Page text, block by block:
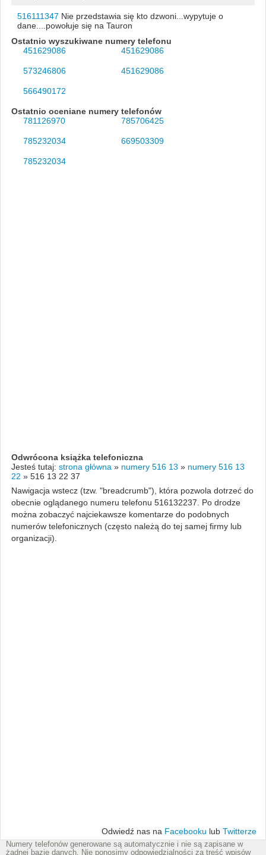
516111347 Nie przedstawia się kto dzwoni...wypytuje o
dane....powołuje się na Tauron
Ostatnio wyszukiwane numery telefonu
451629086
451629086
573246806 451629086
566490172
Ostatnio oceniane numery telefonów
781126970
785706425
785232034 669503309
785232034
Odwrócona książka telefoniczna
Jesteś tutaj: strona główna » numery 516 13 » numery 516 13
22 » 516 13 22 37
Nawigacja wstecz (tzw. "breadcrumb"), która pozwola dotrzeć do
obecnie oglądanego numeru telefonu 516132237. Po drodze
można zobaczyć najciekawsze komentarze do podobnych
numerów telefonicznych (często należą do tej samej firmy lub
organizacji).
Odwiedź nas na Facebooku lub Twitterze
Numery telefonów generowane są automatycznie i nie są zapisane w
żadnej bazie danych. Nie ponosimy odpowiedzialności za treść wpisów